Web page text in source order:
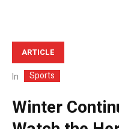
ARTICLE
In Sports
Winter